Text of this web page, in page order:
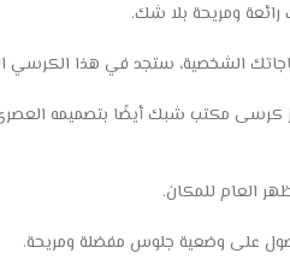
ومريحة بلا شك.
الشخصية، ستجد في هذا الكرسي
كرسى مكتب شبك أيضًا بتصميمه
العام للمكان.
على وضعية جلوس مفضلة ومريحة.